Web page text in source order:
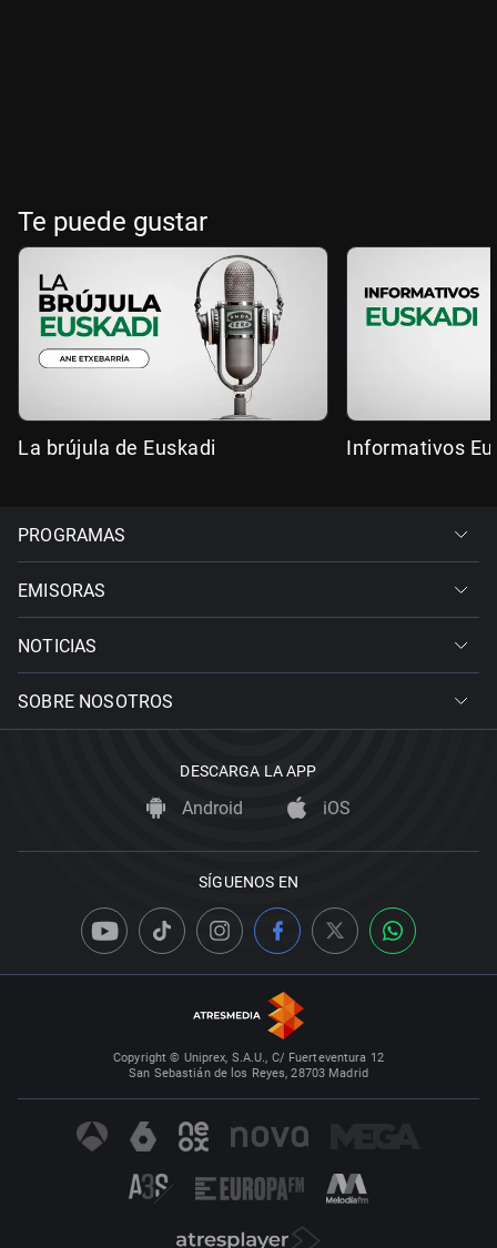
Te puede gustar
La brújula de Euskadi Informativos
PROGRAMAS
EMISORAS
NOTICIAS
SOBRE NOSOTROS
DESCARGA LA APP
Android iOS
SÍGUENOS EN
Copyright © Uniprex, S.A.U., C/ Fuerteventura 12
San Sebastián de los Reyes, 28703 Madrid